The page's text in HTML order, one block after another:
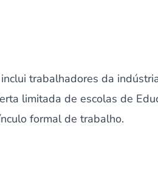
trabalhadores da
limitada de escolas de
formal de trabalho.